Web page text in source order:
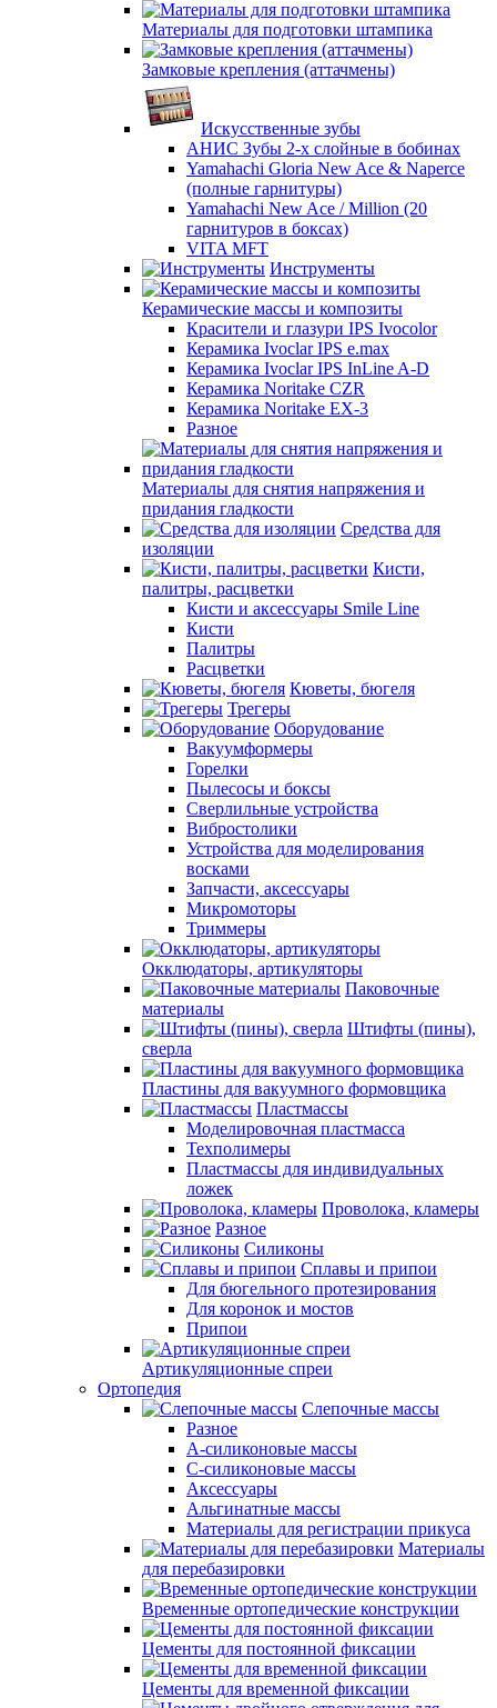
Материалы для подготовки штампика
Замковые крепления (аттачмены)
Искусственные зубы
АНИС Зубы 2-х слойные в бобинах
Yamahachi Gloria New Ace & Naperce
(полные гарнитуры)
Yamahachi New Ace / Million (20
гарнитуров в боксах)
VITA MFT
Инструменты
Керамические массы и композиты
Красители и глазури IPS Ivocolor
Керамика Ivoclar IPS e.max
Керамика Ivoclar IPS InLine A-D
Керамика Noritake CZR
Керамика Noritake EX-3
Разное
Материалы для снятия напряжения и
придания гладкости
Средства для
изоляции
Кисти,
палитры, расцветки
Кисти и аксессуары Smile Line
Кисти
Палитры
Расцветки
Кюветы, бюгеля
Трегеры
Оборудование
Вакуумформеры
Горелки
Пылесосы и боксы
Сверлильные устройства
Вибростолики
Устройства для моделирования
восками
Запчасти, аксессуары
Микромоторы
Триммеры
Окклюдаторы, артикуляторы
Паковочные
материалы
Штифты (пины),
сверла
Пластины для вакуумного формовщика
Пластмассы
Моделировочная пластмасса
Техполимеры
Пластмассы для индивидуальных
ложек
Проволока, кламеры
Разное
Силиконы
Сплавы и припои
Для бюгельного протезирования
Для коронок и мостов
Припои
Артикуляционные спреи
Ортопедия
Слепочные массы
Разное
А-силиконовые массы
С-силиконовые массы
Аксессуары
Альгинатные массы
Материалы для регистрации прикуса
Материалы
для перебазировки
Временные ортопедические конструкции
Цементы для постоянной фиксации
Цементы для временной фиксации